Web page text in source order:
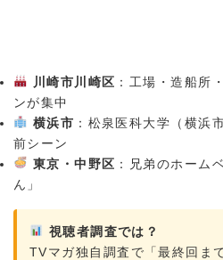
川崎市川崎区 ：工場・造船所
ンが集中
横浜市 ：松泉医科大学（横浜
前シーン
東京・中野区 ：兄弟のホーム
ん」
視聴者調査では？
TVマガ独自調査で「最終回ま